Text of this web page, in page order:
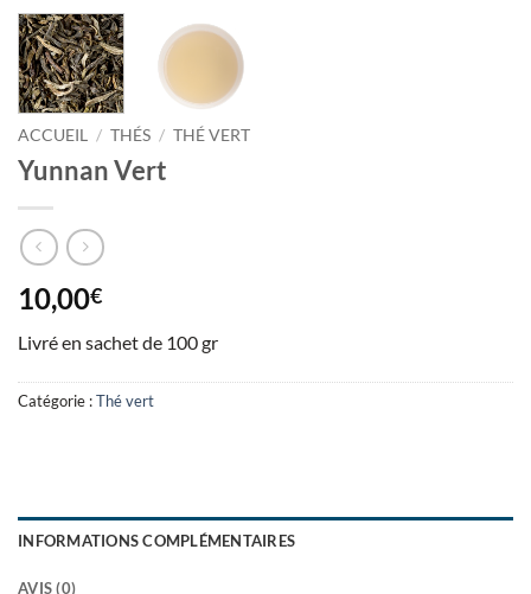
ACCUEIL / THÉS / THÉ VERT
Yunnan Vert
10,00€
Livré en sachet de 100 gr
Catégorie :Thé vert
INFORMATIONS COMPLÉMENTAIRES
AVIS (0)